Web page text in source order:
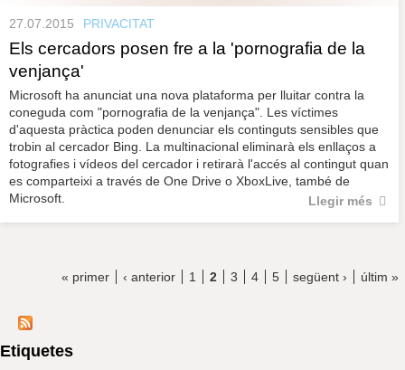
27.07.2015 PRIVACITAT
Els cercadors posen fre a la 'pornografia de la
venjança'
Microsoft ha anunciat una nova plataforma per lluitar contra la
coneguda com "pornografia de la venjança". Les víctimes
d'aquesta pràctica poden denunciar els continguts sensibles que
trobin al cercador Bing. La multinacional eliminarà els enllaços a
fotografies i vídeos del cercador i retirarà l'accés al contingut quan
es comparteixi a través de One Drive o XboxLive, també de
Microsoft.
Llegir més
« primer ‹ anterior 1 2 3 4 5 següent › últim »
Etiquetes